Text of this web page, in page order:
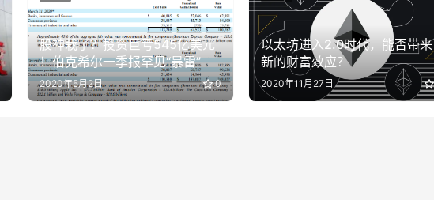
股神栽了？投资巨亏545亿美元
！伯克希尔一季报罕见“暴雷”
2020年5月2日 0
以太坊进入2.0时代，能否带来
新的财富效应？
2020年11月27日